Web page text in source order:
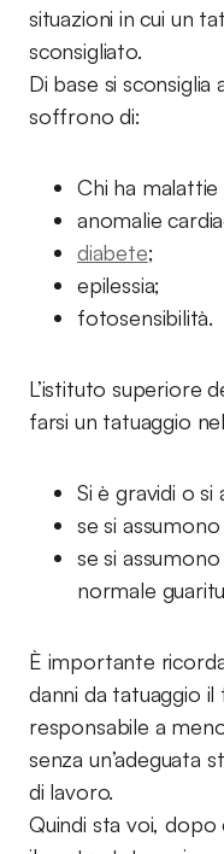
situazioni in cui un
sconsigliato.
Di base si
soffrono di:
Chi ha malattie
anomalie
diabete;
epilessia;
fotosensibilità.
L’istituto superiore
farsi un tatuaggio
Si è gravidi o si
se si
se si
normale
È importante
danni da tatuaggio
responsabile a
senza un’adeguata
di lavoro.
Quindi sta voi,